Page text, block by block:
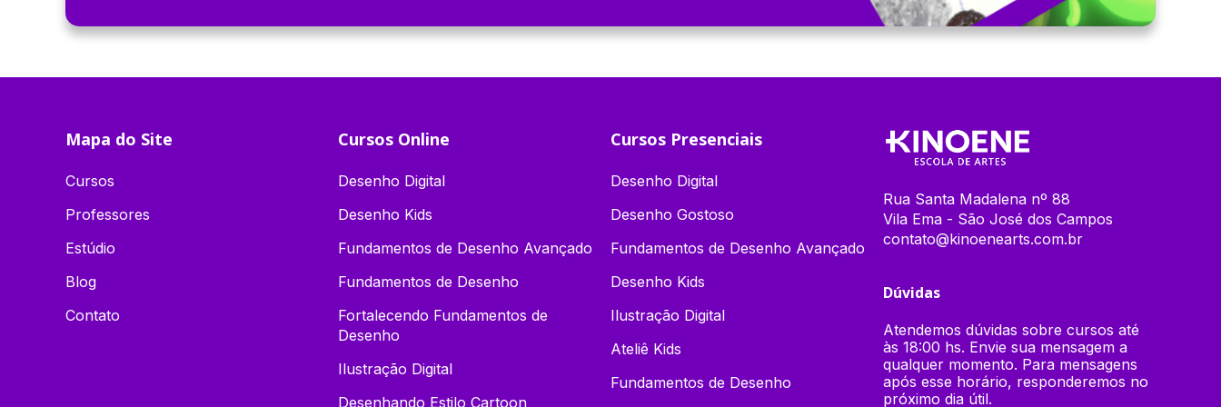
Mapa do Site
Cursos
Professores
Estúdio
Blog
Contato
Cursos Online
Desenho Digital
Desenho Kids
Fundamentos de Desenho Avançado
Fundamentos de Desenho
Fortalecendo Fundamentos de
Desenho
Ilustração Digital
Desenhando Estilo Cartoon
Cursos Presenciais
Desenho Digital
Desenho Gostoso
Fundamentos de Desenho Avançado
Desenho Kids
Ilustração Digital
Ateliê Kids
Fundamentos de Desenho
Rua Santa Madalena nº 88
Vila Ema - São José dos Campos
contato@kinoenearts.com.br
Dúvidas
Atendemos dúvidas sobre cursos até
às 18:00 hs. Envie sua mensagem a
qualquer momento. Para mensagens
após esse horário, responderemos no
próximo dia útil.